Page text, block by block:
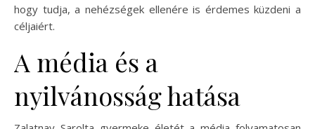
hogy tudja, a nehézségek ellenére is érdemes küzdeni a
céljaiért.
A média és a
nyilvánosság hatása